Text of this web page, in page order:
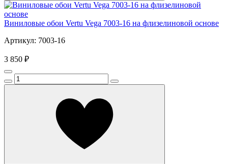
Виниловые обои Vertu Vega 7003-16 на флизелиновой основе
Артикул: 7003-16
3 850 ₽